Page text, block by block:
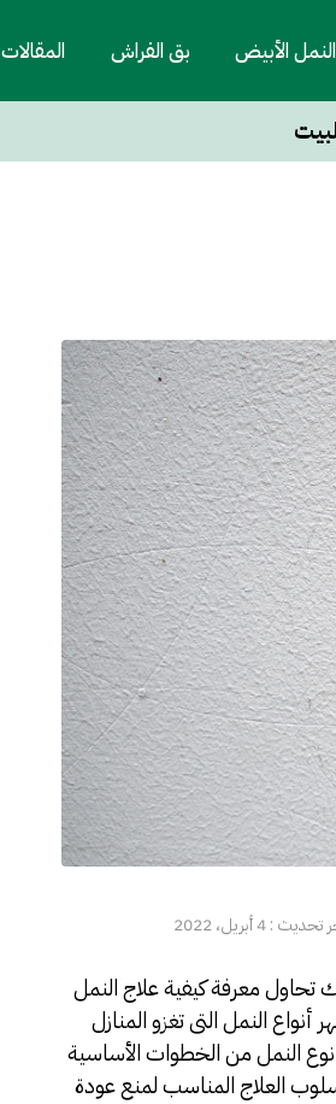
النمل الأبيض بق الفراش المقالات
: 4 أبريل، 2022
معرفة كيفية علاج النمل
النمل التى تغزو المنازل
نوع النمل من الخطوات الأساسية
العلاج المناسب لمنع عودة